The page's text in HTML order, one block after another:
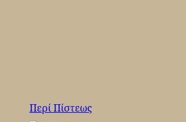
Περί Πίστεως